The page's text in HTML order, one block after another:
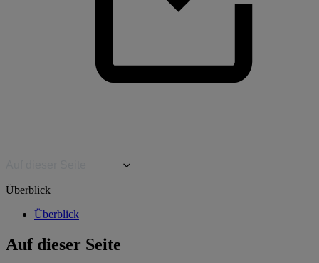
Überblick
Überblick
Auf dieser Seite